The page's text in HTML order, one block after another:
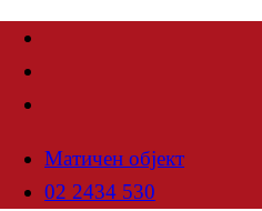
Матичен објект
02 2434 530